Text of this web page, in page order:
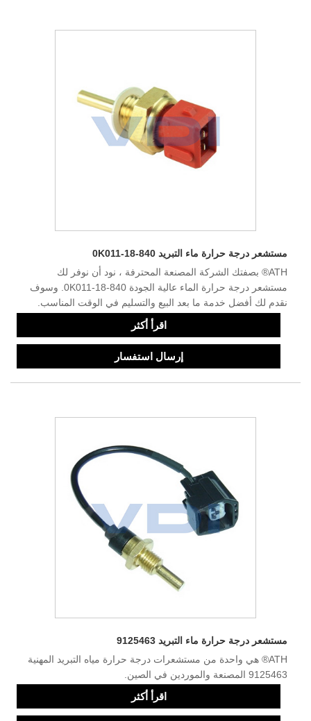
مستشعر درجة حرارة ماء التبريد 0K011-18-840
ATH® بصفتك الشركة المصنعة المحترفة ، نود أن نوفر لك
مستشعر درجة حرارة الماء عالية الجودة 0K011-18-840. وسوف
نقدم لك أفضل خدمة ما بعد البيع والتسليم في الوقت المناسب.
اقرأ أكثر
إرسال استفسار
مستشعر درجة حرارة ماء التبريد 9125463
ATH® هي واحدة من مستشعرات درجة حرارة مياه التبريد المهنية
9125463 المصنعة والموردين في الصين.
اقرأ أكثر